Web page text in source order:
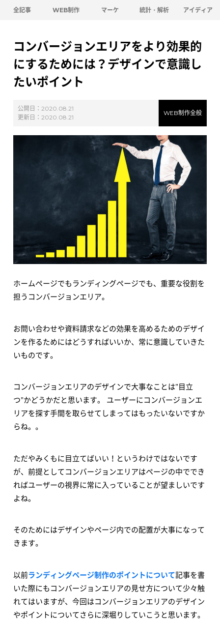
全記事 WEB制作 マーケ 統計・解析 アイディア
コンバージョンエリアをより効果的
にするためには？デザインで意識し
たいポイント
公開日： 2020.08.21
更新日： 2020.08.21
WEB制作全般
ホームページでもランディングページでも、重要な役割を
担うコンバージョンエリア。
お問い合わせや資料請求などの効果を高めるためのデザイ
ンを作るためにはどうすればいいか、常に意識していきた
いものです。
コンバージョンエリアのデザインで大事なことは”目立
つ”かどうかだと思います。 ユーザーにコンバージョンエ
リアを探す手間を取らせてしまってはもったいないですか
らね。。
ただやみくもに目立てばいい！というわけではないです
が、前提としてコンバージョンエリアはページの中ででき
ればユーザーの視界に常に入っていることが望ましいです
よね。
そのためにはデザインやページ内での配置が大事になって
きます。
以前ランディングページ制作のポイントについて記事を書
いた際にもコンバージョンエリアの見せ方について少々触
れてはいますが、今回はコンバージョンエリアのデザイン
やポイントについてさらに深堀りしていこうと思います。